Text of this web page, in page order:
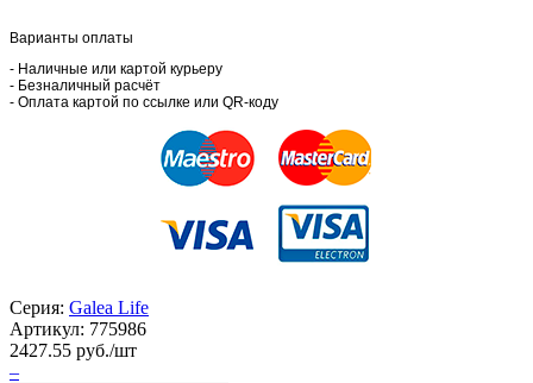
Варианты оплаты
- Наличные или картой курьеру
- Безналичный расчёт
- Оплата картой по ссылке или QR-коду
Серия: Galea Life
Артикул: 775986
2427.55 руб./шт
–